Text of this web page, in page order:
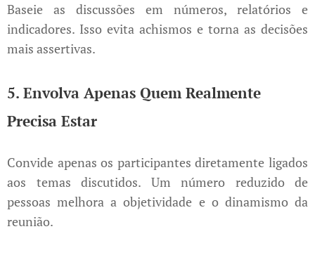
Baseie as discussões em números, relatórios e
indicadores. Isso evita achismos e torna as decisões
mais assertivas.
5. Envolva Apenas Quem Realmente
Precisa Estar
Convide apenas os participantes diretamente ligados
aos temas discutidos. Um número reduzido de
pessoas melhora a objetividade e o dinamismo da
reunião.